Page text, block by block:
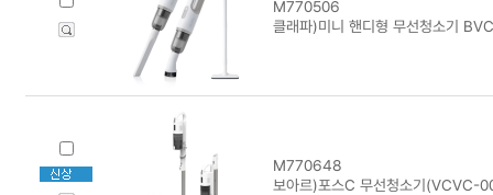
M770506
클래파)미니 핸디형 무선청소기
M770648
보아르)포스C 무선청소기(VCVC-